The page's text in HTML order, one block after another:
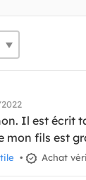
Il est écrit
mon fils est
• Achat